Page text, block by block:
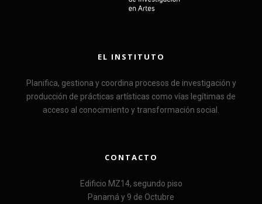
EL INSTITUTO
Planifica, gestiona y coordina procesos de investigación y
producción de prácticas artísticas como vías legítimas de
acceso al conocimiento y transformación social.
CONTACTO
Edificio MZ14, segundo piso
Panamá y 9 de Octubre